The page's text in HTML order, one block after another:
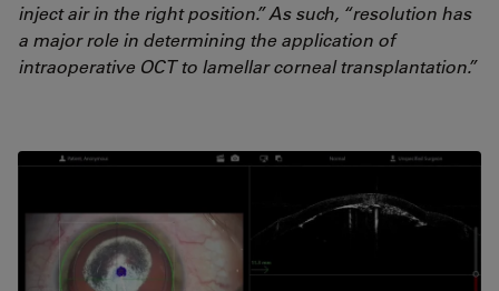
inject air in the right position.” As such, “resolution has
a major role in determining the application of
intraoperative OCT to lamellar corneal transplantation.”